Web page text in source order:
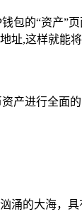
包的“资产”
址,这样就能
产进行全面
涌的大海，